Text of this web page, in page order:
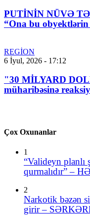
PUTİNİN NÜVƏ
“Ona bu obyektlərin
REGİON
6 İyul, 2026 - 17:12
"30 MİLYARD
müharibəsinə
Çox Oxunanlar
1
“Valideyn planlı
qurmalıdır” –
2
Narkotik bəzən
girir –